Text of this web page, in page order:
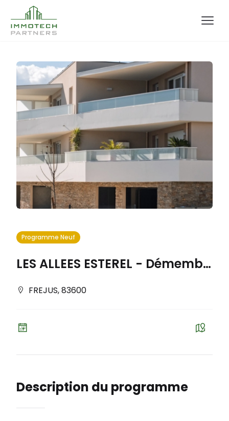
Programme Neuf
LES ALLEES ESTEREL - Démembrement
FREJUS,83600
Description du programme